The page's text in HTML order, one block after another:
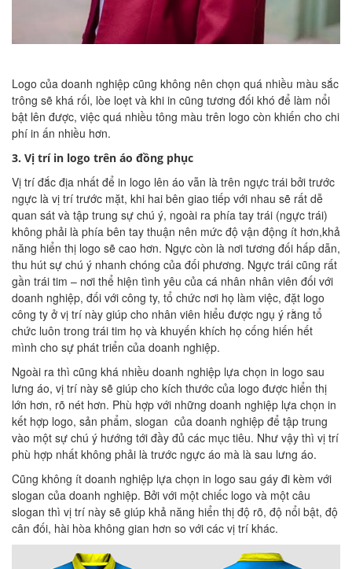
Logo của doanh nghiệp cũng không nên chọn quá nhiều màu sắc
trông sẽ khá rối, lòe loẹt và khi in cũng tương đối khó để làm nổi
bật lên được, việc quá nhiều tông màu trên logo còn khiến cho chi
phí in ấn nhiều hơn.
3. Vị trí in logo trên áo đồng phục
Vị trí đắc địa nhất để in logo lên áo vẫn là trên ngực trái bởi trước
ngực là vị trí trước mặt, khi hai bên giao tiếp với nhau sẽ rất dễ
quan sát và tập trung sự chú ý, ngoài ra phía tay trái (ngực trái)
không phải là phía bên tay thuận nên mức độ vận động ít hơn,khả
năng hiển thị logo sẽ cao hơn. Ngực còn là nơi tương đối hấp dẫn,
thu hút sự chú ý nhanh chóng của đối phương. Ngực trái cũng rất
gần trái tim – nơi thể hiện tình yêu của cá nhân nhân viên đối với
doanh nghiệp, đối với công ty, tổ chức nơi họ làm việc, đặt logo
công ty ở vị trí này giúp cho nhân viên hiểu được ngụ ý rằng tổ
chức luôn trong trái tim họ và khuyến khích họ cống hiến hết
mình cho sự phát triển của doanh nghiệp.
Ngoài ra thì cũng khá nhiều doanh nghiệp lựa chọn in logo sau
lưng áo, vị trí này sẽ giúp cho kích thước của logo được hiển thị
lớn hơn, rõ nét hơn. Phù hợp với những doanh nghiệp lựa chọn in
kết hợp logo, sản phẩm, slogan của doanh nghiệp để tập trung
vào một sự chú ý hướng tới đầy đủ các mục tiêu. Như vậy thì vị trí
phù hợp nhất không phải là trước ngực áo mà là sau lưng áo.
Cũng không ít doanh nghiệp lựa chọn in logo sau gáy đi kèm với
slogan của doanh nghiệp. Bởi với một chiếc logo và một câu
slogan thì vị trí này sẽ giúp khả năng hiển thị độ rõ, độ nổi bật, độ
cân đối, hài hòa không gian hơn so với các vị trí khác.